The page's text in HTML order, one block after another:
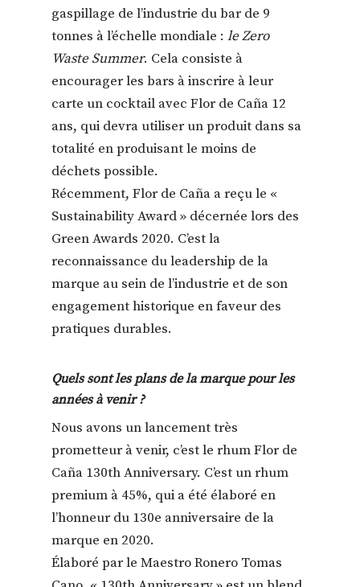
gaspillage de l’industrie du bar de 9
tonnes à l’échelle mondiale :le Zero
Waste Summer. Cela consiste à
encourager les bars à inscrire à leur
carte un cocktail avec Flor de Caña 12
ans, qui devra utiliser un produit dans sa
totalité en produisant le moins de
déchets possible.
Récemment, Flor de Caña a reçu le «
Sustainability Award » décernée lors des
Green Awards 2020. C’est la
reconnaissance du leadership de la
marque au sein de l’industrie et de son
engagement historique en faveur des
pratiques durables.
Quels sont les plans de la marque pour les
années à venir ?
Nous avons un lancement très
prometteur à venir, c’est le rhum Flor de
Caña 130th Anniversary. C’est un rhum
premium à 45%, qui a été élaboré en
l’honneur du 130e anniversaire de la
marque en 2020.
Élaboré par le Maestro Ronero Tomas